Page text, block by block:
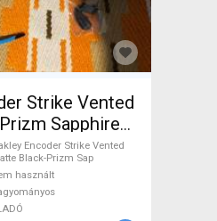
Strike Vented
Sapphire
Strike
Black-Prizm
hagyományos
Encoder Strike Vented
Black-Prizm Sap
használt